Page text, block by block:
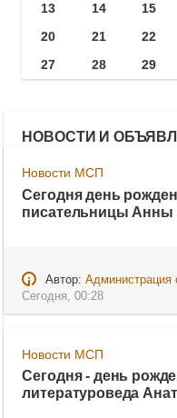
13
14 15
20
21 22
27
28 29
НОВОСТИ И
Новости МСП
Сегодня день
писательницы Анны
Автор: Администрация
Сегодня, 00:28
Новости МСП
Сегодня - день
литературоведа